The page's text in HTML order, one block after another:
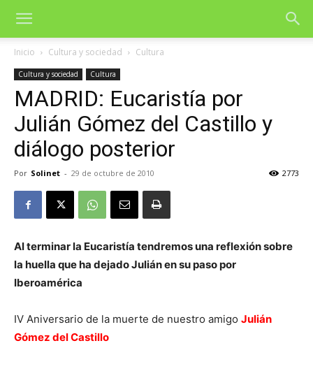
Inicio Cultura y sociedad Cultura
Cultura y sociedad Cultura
MADRID: Eucaristía por
Julián Gómez del Castillo y
diálogo posterior
Por Solinet - 29 de octubre de 2010 2773
Al terminar la Eucaristía tendremos una reflexión sobre
la huella que ha dejado Julián en su paso por
Iberoamérica
IV Aniversario de la muerte de nuestro amigo Julián
Gómez del Castillo